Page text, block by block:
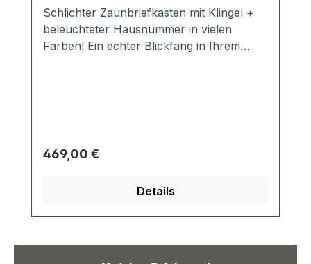
Schlichter Zaunbriefkasten mit Klingel +
beleuchteter Hausnummer in vielen
Farben! Ein echter Blickfang in Ihrem
Klingeltaster flächenbündiges
Antivandalismus-Namensschild;
Spezialwerkzeug (im Lieferumfang
enthalten) Sprechsieb mit Adapter für
(Elektrik nicht im Lieferumfang enthalten)
Regulärer Preis:
469,00 €
Details